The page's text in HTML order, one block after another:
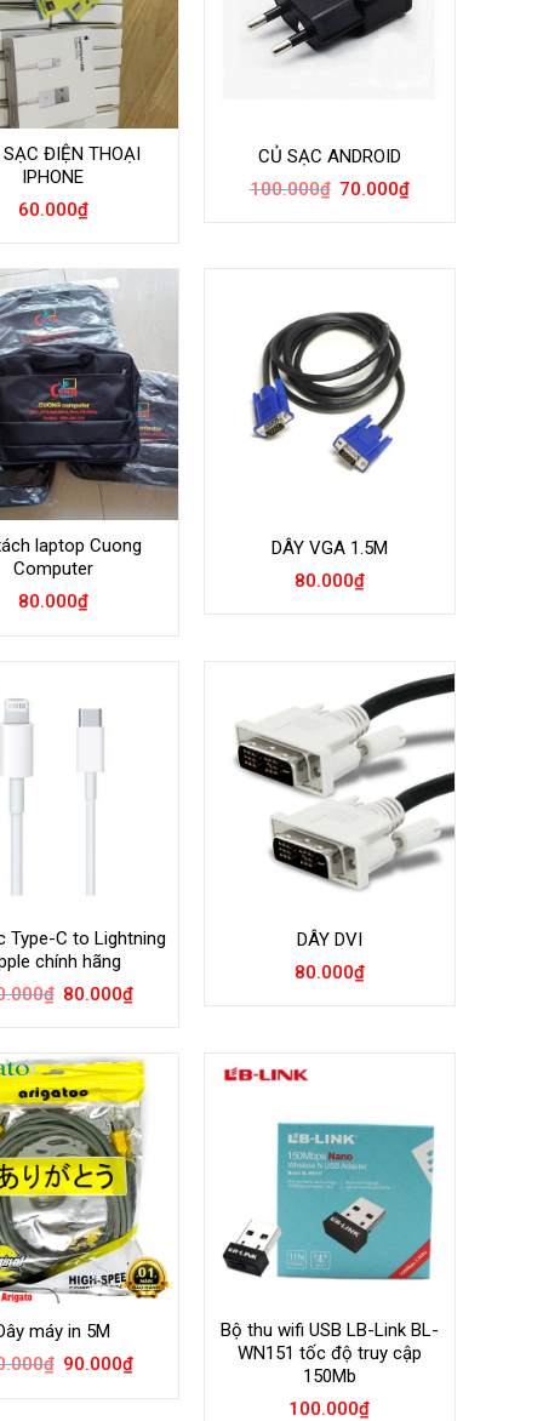
SẠC ĐIỆN THOẠI
IPHONE
60.000₫
CỦ SẠC ANDROID
100.000₫ Giá
70.000₫Giá
laptop Cuong
Computer
80.000₫
DÂY VGA 1.5M
80.000₫
Type-C to Lightning
chính hãng
₫ Giá
80.000₫Giá
DÂY DVI
80.000₫
máy in 5M
₫ Giá
90.000₫Giá
Bộ thu wifi USB LB-Link BL-
WN151 tốc độ truy cập
150Mb
100.000₫